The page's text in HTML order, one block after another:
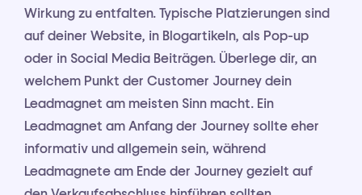
Wirkung zu entfalten. Typische Platzierungen sind
auf deiner Website, in Blogartikeln, als Pop-up
oder in Social Media Beiträgen. Überlege dir, an
welchem Punkt der Customer Journey dein
Leadmagnet am meisten Sinn macht. Ein
Leadmagnet am Anfang der Journey sollte eher
informativ und allgemein sein, während
Leadmagnete am Ende der Journey gezielt auf